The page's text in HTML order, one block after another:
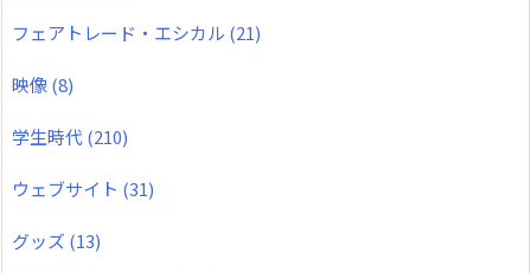
フェアトレード・エシカル (21)
映像(8)
学生時代(210)
ウェブサイト (31)
グッズ (13)